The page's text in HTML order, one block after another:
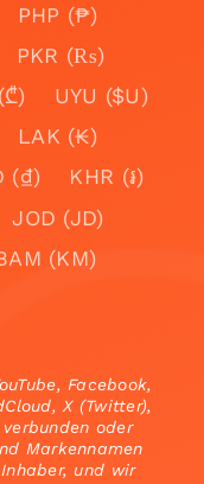
PHP (₱)
PKR (₨)
UYU ($U)
LAK (₭)
(₫)
KHR (៛)
JOD (JD)
(KM)
Facebook,
X (Twitter),
oder
Markennamen
und wir